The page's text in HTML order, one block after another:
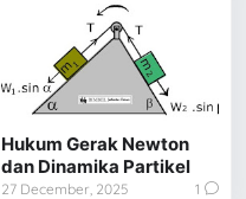
Hukum Gerak Newton
dan Dinamika Partikel
27 December, 2025 1